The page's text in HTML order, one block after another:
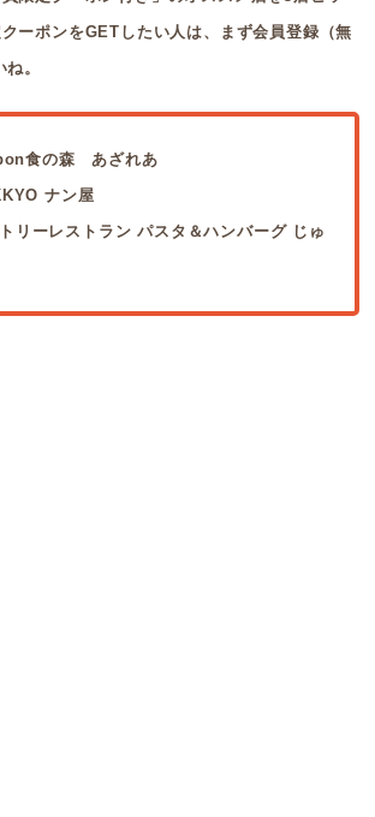
ーポンをGETしたい人は、まず会員登録（無
。
食の森 あざれあ
ナン屋
トリーレストラン パスタ＆ハンバーグ じゅ